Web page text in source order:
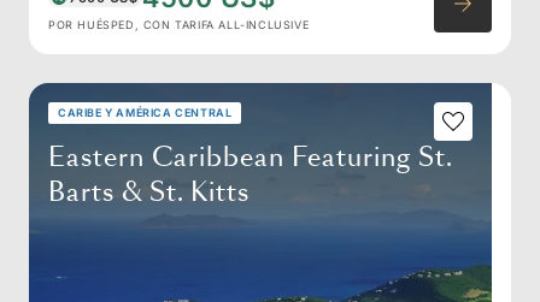
POR HUÉSPED, CON TARIFA ALL-INCLUSIVE
CARIBE Y AMÉRICA CENTRAL
Eastern Caribbean Featuring St.
Barts & St. Kitts